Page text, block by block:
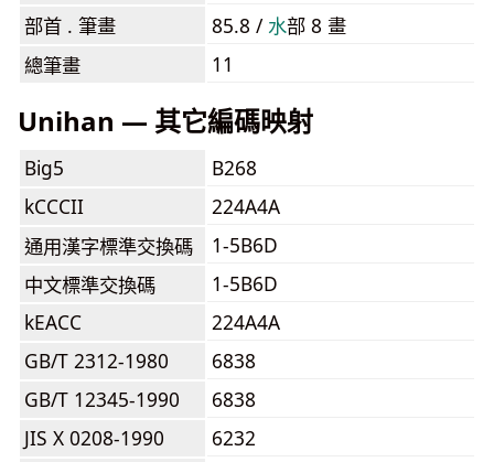
部首 . 筆畫
85.8 /⽔部 8 畫
總筆畫
11
Unihan — 其它編碼映射
Big5
B268
kCCCII
224A4A
通用漢字標準交換碼
1-5B6D
中文標準交換碼
1-5B6D
kEACC
224A4A
GB/T 2312-1980
6838
GB/T 12345-1990
6838
JIS X 0208-1990
6232